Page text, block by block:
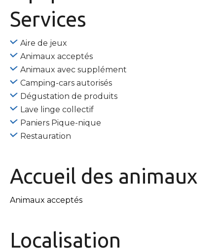
Services
Aire de jeux
Animaux acceptés
Animaux avec supplément
Camping-cars autorisés
Dégustation de produits
Lave linge collectif
Paniers Pique-nique
Restauration
Accueil des animaux
Animaux acceptés
Localisation